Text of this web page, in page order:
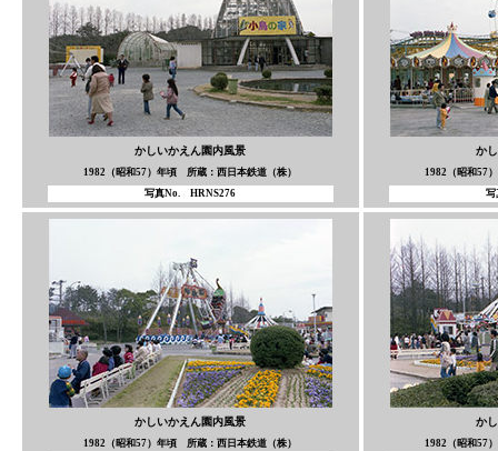
かしいかえん園内風景
1982（昭和57）年頃 所蔵：西日本鉄道（株）
写真No. HRNS276
か
1982（昭和57
かしいかえん園内風景
1982（昭和57）年頃 所蔵：西日本鉄道（株）
か
1982（昭和57